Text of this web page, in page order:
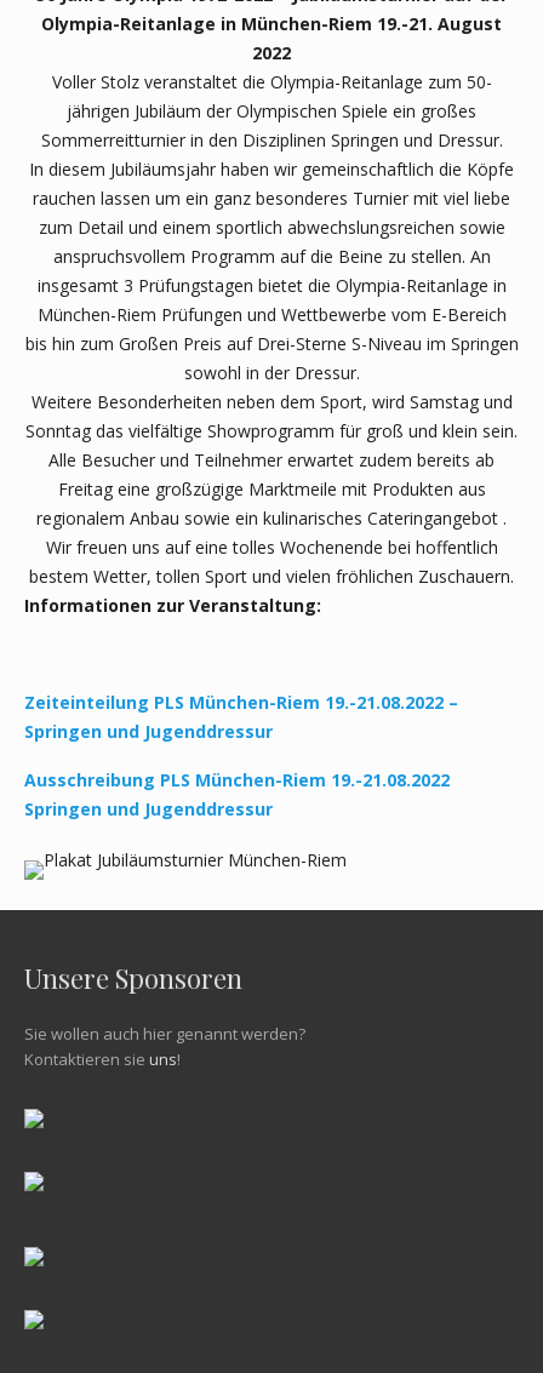
Olympia-Reitanlage in München-Riem 19.-21. August
2022
Voller Stolz veranstaltet die Olympia-Reitanlage zum 50-
jährigen Jubiläum der Olympischen Spiele ein großes
Sommerreitturnier in den Disziplinen Springen und Dressur.
In diesem Jubiläumsjahr haben wir gemeinschaftlich die Köpfe
rauchen lassen um ein ganz besonderes Turnier mit viel liebe
zum Detail und einem sportlich abwechslungsreichen sowie
anspruchsvollem Programm auf die Beine zu stellen. An
insgesamt 3 Prüfungstagen bietet die Olympia-Reitanlage in
München-Riem Prüfungen und Wettbewerbe vom E-Bereich
bis hin zum Großen Preis auf Drei-Sterne S-Niveau im Springen
sowohl in der Dressur.
Weitere Besonderheiten neben dem Sport, wird Samstag und
Sonntag das vielfältige Showprogramm für groß und klein sein.
Alle Besucher und Teilnehmer erwartet zudem bereits ab
Freitag eine großzügige Marktmeile mit Produkten aus
regionalem Anbau sowie ein kulinarisches Cateringangebot .
Wir freuen uns auf eine tolles Wochenende bei hoffentlich
bestem Wetter, tollen Sport und vielen fröhlichen Zuschauern.
Informationen zur Veranstaltung:
Zeiteinteilung PLS München-Riem 19.-21.08.2022 –
Springen und Jugenddressur
Ausschreibung PLS München-Riem 19.-21.08.2022
Springen und Jugenddressur
Unsere Sponsoren
Sie wollen auch hier genannt werden?
Kontaktieren sie uns!